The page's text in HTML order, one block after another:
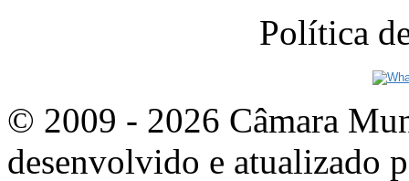
Política
© 2009 - 2026 Câmara
desenvolvido e atualizado